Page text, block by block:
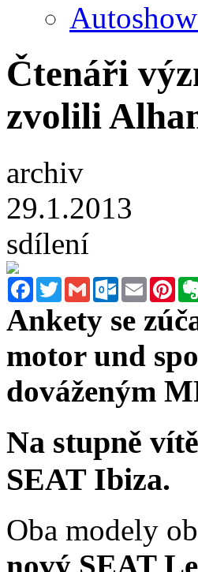
Čtenáři
zvolili
archiv
29.1.2013
sdílení
FacebookTwitterGmail Outlook.com
Email
Ankety se
motor und
dováženým
Na stupně
SEAT Ibiza.
Oba modely